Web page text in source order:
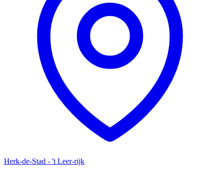
Herk-de-Stad - 't Leer-rijk